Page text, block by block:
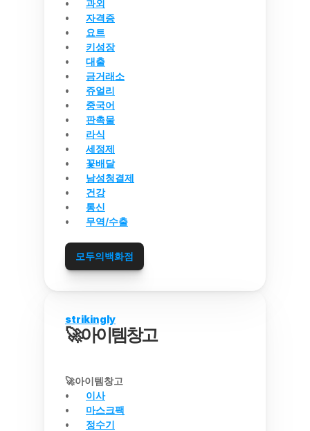
과외
자격증
요트
키성장
대출
금거래소
쥬얼리
중국어
판촉물
라식
세정제
꽃배달
남성청결제
건강
통신
무역/수출
모두의백화점
strikingly
🚀아이템창고
🚀아이템창고
이사
마스크팩
정수기